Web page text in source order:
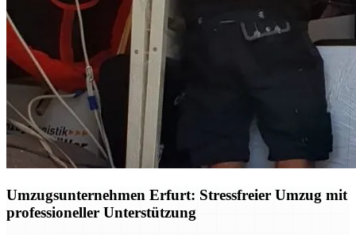
Umzugsunternehmen Erfurt: Stressfreier Umzug mit
professioneller Unterstützung